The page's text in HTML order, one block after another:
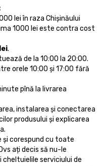
lei în raza Chișinăului
1000 lei este contra cost
.
de la 10:00 la 20:00.
orele 10:00 și 17:00 fără
pînă la livrarea
instalarea și conectarea
produsului și explicarea
și corespund cu toate
ați decis să nu-le
serviciului de